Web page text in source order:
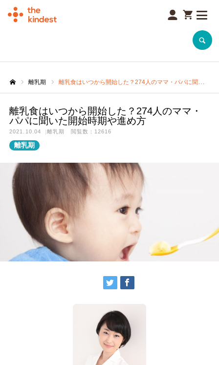
離乳期 離乳食はいつから開始した？274人のママ・パパに聞いた開始時期や進め方
離乳食はいつから開始した？274人のママ・
パパに聞いた開始時期や進め方
2021.10.04 離乳期 閲覧数：12616
離乳期